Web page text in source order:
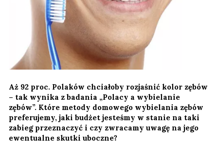
Aż 92 proc. Polaków chciałoby rozjaśnić kolor zębów
– tak wynika z badania „Polacy a wybielanie
zębów”. Które metody domowego wybielania zębów
preferujemy, jaki budżet jesteśmy w stanie na taki
zabieg przeznaczyć i czy zwracamy uwagę na jego
ewentualne skutki uboczne?